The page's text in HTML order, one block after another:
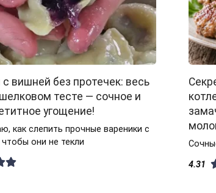
с вишней без протечек: весь
тесте — сочное и
угощение!
как слепить прочные вареники с
они не текли
4.31